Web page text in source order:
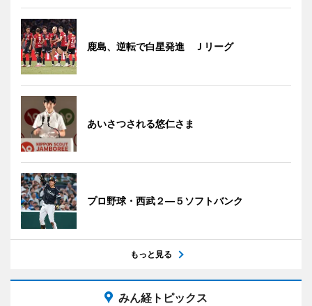
鹿島、逆転で白星発進 Ｊリーグ
あいさつされる悠仁さま
プロ野球・西武２―５ソフトバンク
もっと見る
みん経トピックス